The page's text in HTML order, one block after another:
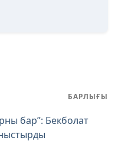
БАРЛЫҒЫ
бар”: Бекболат